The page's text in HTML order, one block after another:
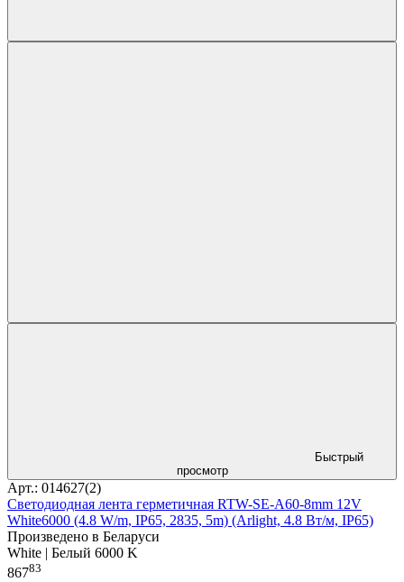
Быстрый
просмотр
Арт.: 014627(2)
Светодиодная лента герметичная RTW-SE-A60-8mm 12V
White6000 (4.8 W/m, IP65, 2835, 5m) (Arlight, 4.8 Вт/м, IP65)
Произведено в Беларуси
White | Белый 6000 K
86783